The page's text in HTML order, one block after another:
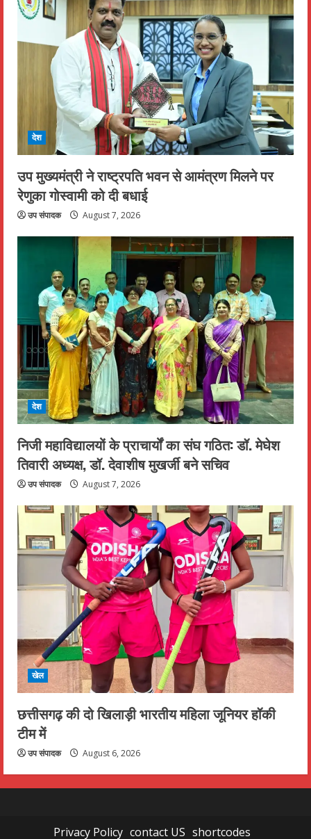
देश
उप मुख्यमंत्री ने राष्ट्रपति भवन से आमंत्रण मिलने पर
रेणुका गोस्वामी को दी बधाई
उप संपादक August 7, 2026
देश
निजी महाविद्यालयों के प्राचार्यों का संघ गठित: डॉ. मेघेश
तिवारी अध्यक्ष, डॉ. देवाशीष मुखर्जी बने सचिव
उप संपादक August 7, 2026
खेल
छत्तीसगढ़ की दो खिलाड़ी भारतीय महिला जूनियर हॉकी
टीम में
उप संपादक August 6, 2026
Privacy Policy contact US shortcodes